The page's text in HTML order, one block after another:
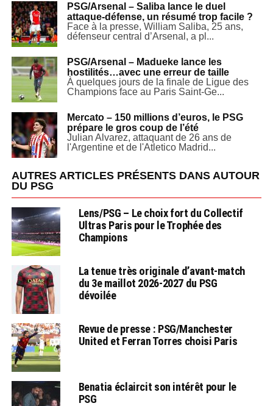
PSG/Arsenal – Saliba lance le duel
attaque-défense, un résumé trop facile ?
Face à la presse, William Saliba, 25 ans,
défenseur central d’Arsenal, a pl...
PSG/Arsenal – Madueke lance les
hostilités…avec une erreur de taille
À quelques jours de la finale de Ligue des
Champions face au Paris Saint-Ge...
Mercato – 150 millions d’euros, le PSG
prépare le gros coup de l’été
Julian Alvarez, attaquant de 26 ans de
l'Argentine et de l'Atletico Madrid...
AUTRES ARTICLES PRÉSENTS DANS AUTOUR
DU PSG
Lens/PSG – Le choix fort du Collectif
Ultras Paris pour le Trophée des
Champions
La tenue très originale d’avant-match
du 3e maillot 2026-2027 du PSG
dévoilée
Revue de presse : PSG/Manchester
United et Ferran Torres choisi Paris
Benatia éclaircit son intérêt pour le
PSG